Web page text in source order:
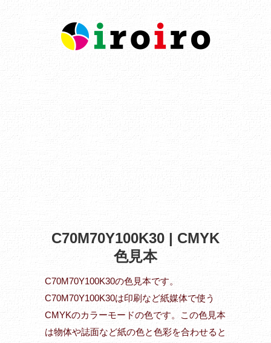
C70M70Y100K30 | CMYK
色見本
C70M70Y100K30の色見本です。
C70M70Y100K30は印刷など紙媒体で使う
CMYKのカラーモードの色です。この色見本
は物体や誌面など紙の色と色彩を合わせると